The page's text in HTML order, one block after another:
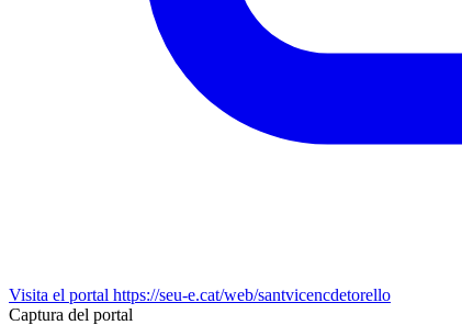
Visita el portal https://seu-e.cat/web/santvicencdetorello
Captura del portal